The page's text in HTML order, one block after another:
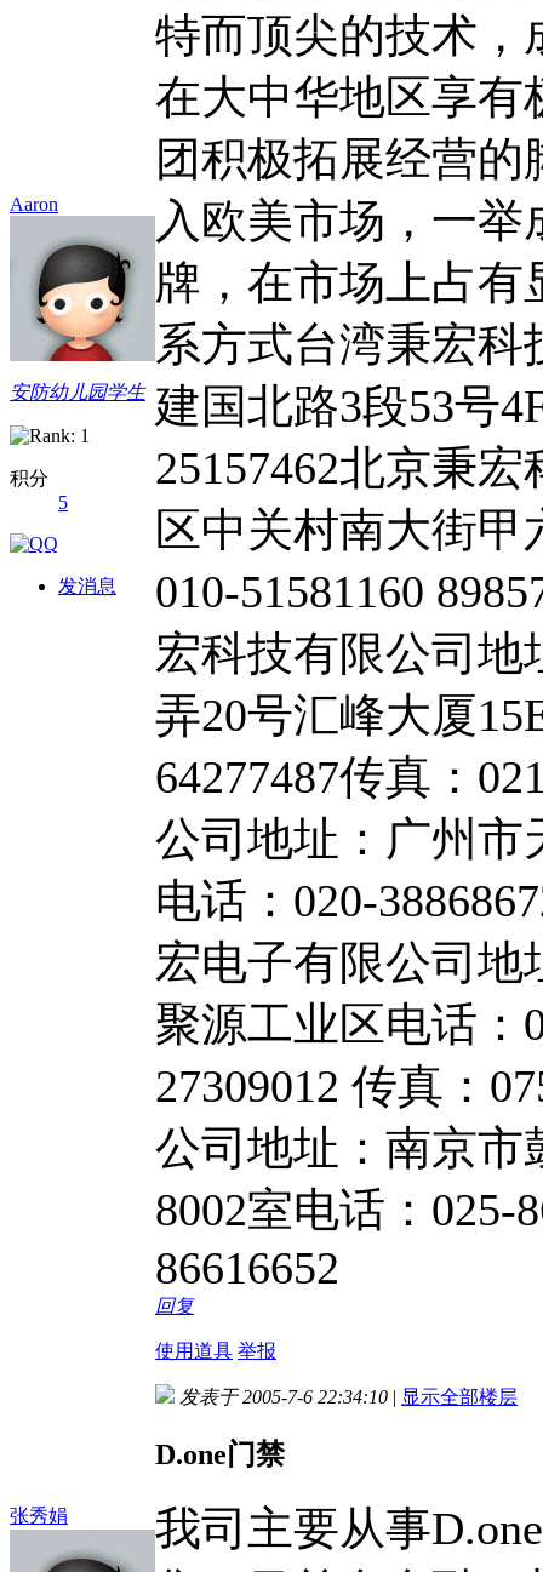
Aaron
安防幼儿园学生
积分
5
发消息
特而顶尖的技术，
在大中华地区享有
团积极拓展经营的
入欧美市场，一
牌，在市场上占
系方式台湾秉宏
建国北路3段53号
25157462北京秉
区中关村南大街甲
010-51581160
宏科技有限公司地
弄20号汇峰大厦
64277487传真：
公司地址：广州市
电话：020-
宏电子有限公司
聚源工业区电话：
27309012 传真：
公司地址：南京市
8002室电话：025-
86616652
回复
使用道具 举报
张秀娟
发表于 2005-7-6 22:34:10 | 显示全部楼层
D.one门禁
我司主要从事